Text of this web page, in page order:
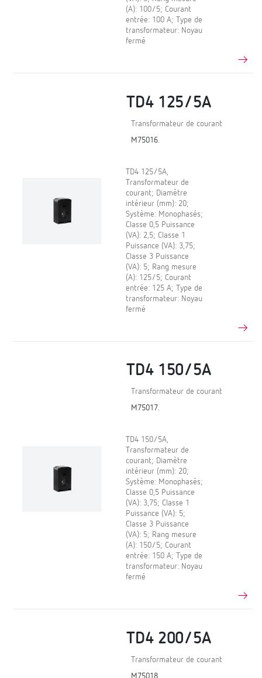
(A): 100/5; Courant
entrée: 100 A; Type de
transformateur: Noyau
fermé
TD4 125/5A
Transformateur de courant
M75016.
TD4 125/5A,
Transformateur de
courant; Diamètre
intérieur (mm): 20;
Système: Monophasés;
Classe 0,5 Puissance
(VA): 2,5; Classe 1
Puissance (VA): 3,75;
Classe 3 Puissance
(VA): 5; Rang mesure
(A): 125/5; Courant
entrée: 125 A; Type de
transformateur: Noyau
fermé
TD4 150/5A
Transformateur de courant
M75017.
TD4 150/5A,
Transformateur de
courant; Diamètre
intérieur (mm): 20;
Système: Monophasés;
Classe 0,5 Puissance
(VA): 3,75; Classe 1
Puissance (VA): 5;
Classe 3 Puissance
(VA): 5; Rang mesure
(A): 150/5; Courant
entrée: 150 A; Type de
transformateur: Noyau
fermé
TD4 200/5A
Transformateur de courant
M75018.